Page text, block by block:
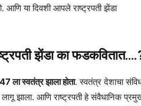
आणि या दिवशी आपले राष्ट्रपती झेंडा
झेंडा का
ला स्वतंत्र झाला होता. स्वतंत्र देशाचा
झाला. आणि राष्ट्रपती हे संवैधानिक